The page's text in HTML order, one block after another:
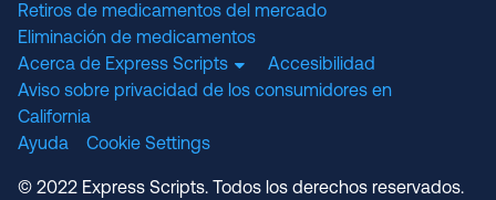
Retiros de medicamentos del mercado
Eliminación de medicamentos
Acerca de Express Scripts
Accesibilidad
Aviso sobre privacidad de los consumidores en
California
Ayuda
Cookie Settings
© 2022 Express Scripts. Todos los derechos reservados.